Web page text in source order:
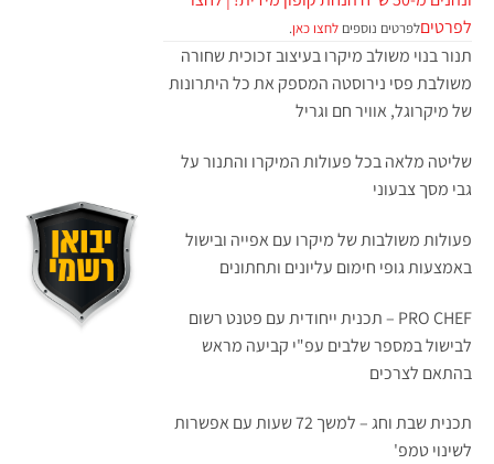
לפרטיםלפרטים נוספים לחצו כאן.
תנור בנוי משולב מיקרו בעיצוב זכוכית שחורה
משולבת פסי נירוסטה המספק את כל היתרונות
של מיקרוגל, אוויר חם וגריל
שליטה מלאה בכל פעולות המיקרו והתנור על
גבי מסך צבעוני
פעולות משולבות של מיקרו עם אפייה ובישול
באמצעות גופי חימום עליונים ותחתונים
PRO CHEF – תכנית ייחודית עם פטנט רשום
לבישול במספר שלבים עפ"י קביעה מראש
בהתאם לצרכים
תכנית שבת וחג – למשך 72 שעות עם אפשרות
לשינוי טמפ'